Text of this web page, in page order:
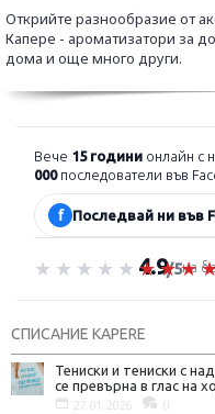
Открийте разнообразие от
Капере - ароматизатори за
дома и още много други.
Вече 15 години онлайн с
000последователи във
f Последвай ни във
4.9/5на
СПИСАНИЕ KAPERE
Тениски и тениски с
се превърна в глас на
27.01.2026 0